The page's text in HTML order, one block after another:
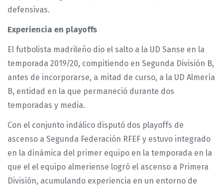
defensivas.
Experiencia en playoffs
El futbolista madrileño dio el salto a la UD Sanse en la
temporada 2019/20, compitiendo en Segunda División B,
antes de incorporarse, a mitad de curso, a la UD Almería
B, entidad en la que permaneció durante dos
temporadas y media.
Con el conjunto indálico disputó dos playoffs de
ascenso a Segunda Federación RFEF y estuvo integrado
en la dinámica del primer equipo en la temporada en la
que el el equipo almeriense logró el ascenso a Primera
División, acumulando experiencia en un entorno de